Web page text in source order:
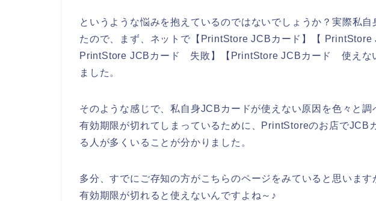
というような悩みを抱えているのではないでしょうか？実際私自
たので、まず、ネットで【PrintStore JCBカード】【
PrintStore JCBカード 失敗】【PrintStore JCBカード 使えな
ました。
そのような感じで、私自身JCBカードが使えない原因を色々と
有効期限が切れてしまっているために、PrintStoreのお店でJCB
る人が多くいることが分かりました。
多分、すでにご存知の方がこちらのページをみていると思います
有効期限が切れると使えないんですよね～♪